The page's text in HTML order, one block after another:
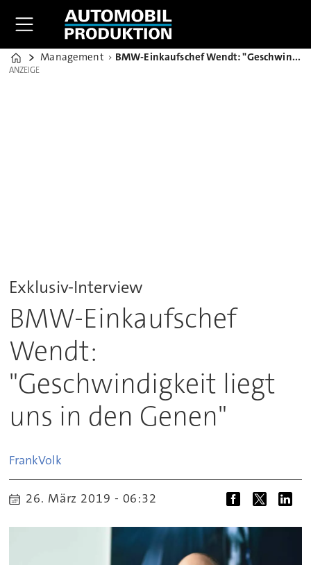
Home
Management BMW-Einkaufschef Wendt: "Geschwindigkeit liegt uns in den Genen"
ANZEIGE
ANZEIGE
Exklusiv-Interview
BMW-Einkaufschef
Wendt:
"Geschwindigkeit liegt
uns in den Genen"
FrankVolk
26. März 2019 - 06:32